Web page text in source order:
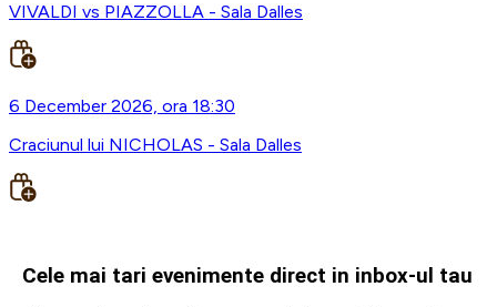
VIVALDI vs PIAZZOLLA - Sala Dalles
6 December 2026, ora 18:30
Craciunul lui NICHOLAS - Sala Dalles
Cele mai tari evenimente direct in inbox-ul tau